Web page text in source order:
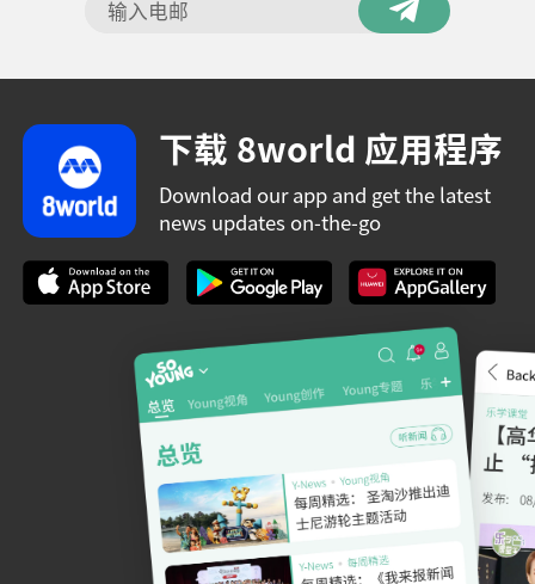
下载 8world 应用程序
Download our app and get the latest
news updates on-the-go